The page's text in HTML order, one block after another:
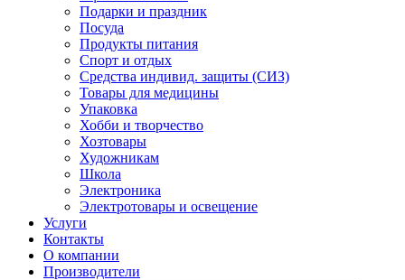
Подарки и праздник
Посуда
Продукты питания
Спорт и отдых
Средства индивид. защиты (СИЗ)
Товары для медицины
Упаковка
Хобби и творчество
Хозтовары
Художникам
Школа
Электроника
Электротовары и освещение
Услуги
Контакты
О компании
Производители